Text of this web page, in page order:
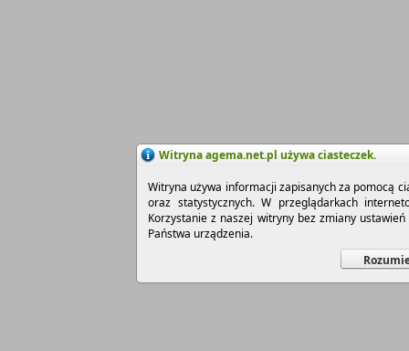
Witryna agema.net.pl używa ciasteczek.
Witryna używa informacji zapisanych za pomocą
oraz statystycznych. W przeglądarkach
Korzystanie z naszej witryny bez zmiany
Państwa urządzenia.